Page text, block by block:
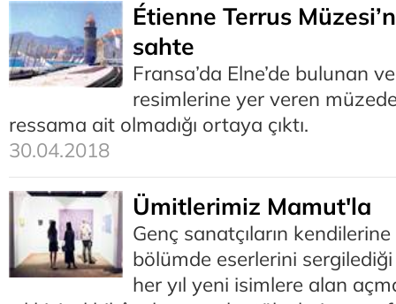
Étienne Terrus
sahte
Fransa’da Elne’de bulunan
resimlerine yer veren
ressama ait olmadığı ortaya çıktı.
30.04.2018
Ümitlerimiz Mamut'la
Genç sanatçıların
bölümde eserlerini
her yıl yeni isimlere alan